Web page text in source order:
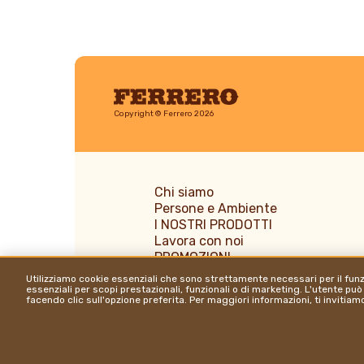
Ferrero
Copyright © Ferrero 2026
Chi siamo
Persone e Ambiente
I NOSTRI PRODOTTI
Lavora con noi
PROMOZIONI
News & Media
Utilizziamo cookie essenziali che sono strettamente necessari per il
essenziali per scopi prestazionali, funzionali o di marketing. L'utente
facendo clic sull'opzione preferita. Per maggiori informazioni, ti